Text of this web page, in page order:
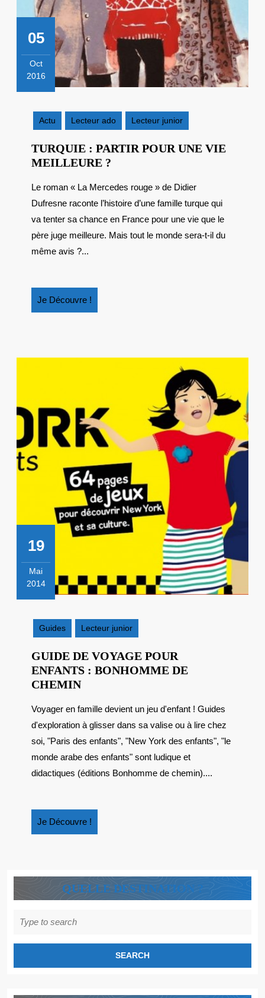
05
Oct
2016
2016
Actu
Lecteur ado Lecteur junior
TURQUIE : PARTIR POUR UNE VIE
MEILLEURE ?
PARTIR
POUR
UNE
VIE
Le roman « La Mercedes rouge » de Didier
Dufresne raconte l’histoire d’une famille turque qui
va tenter sa chance en France pour une vie que le
père juge meilleure. Mais tout le monde sera-t-il du
même avis ?...
Je Découvre !
Découvre
19
Mai
2014
2014
Guides
Lecteur junior
GUIDE DE VOYAGE POUR
ENFANTS : BONHOMME DE
CHEMINGUIDE
VOYAGE
POUR
ENFANTS
:
BONHOMME
Voyager en famille devient un jeu d'enfant ! Guides
d'exploration à glisser dans sa valise ou à lire chez
soi, "Paris des enfants", "New York des enfants", "le
monde arabe des enfants" sont ludique et
didactiques (éditions Bonhomme de chemin)....
Je Découvre !
Découvre
QUELLE DESTINATION ?
for: